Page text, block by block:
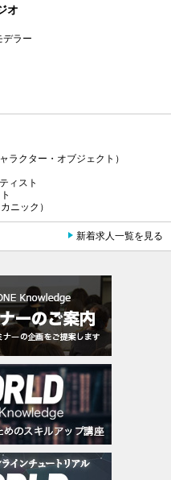
オ
ラー
クター・オブジェクト）
ィスト
ニック）
新着求人一覧を見る